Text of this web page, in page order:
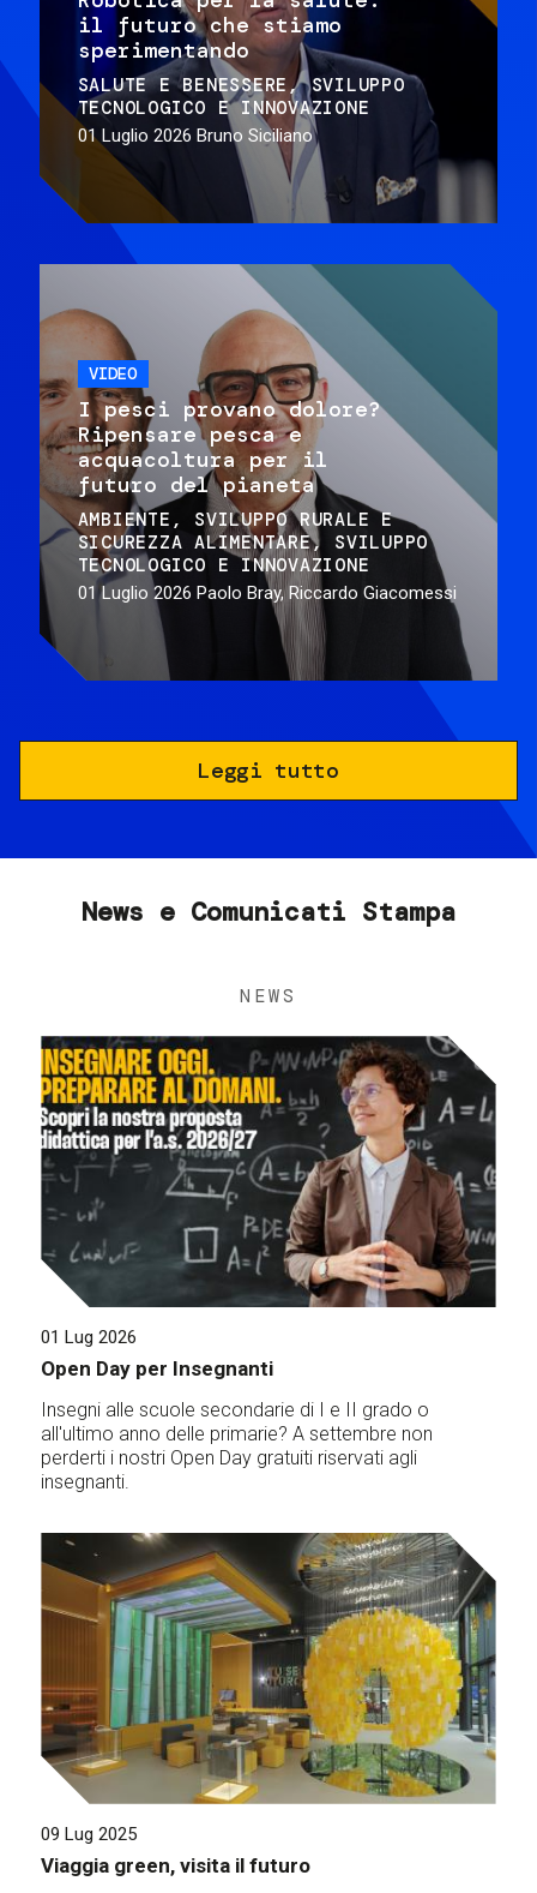
il futuro che stiamo
sperimentando
SALUTE E BENESSERE
SVILUPPO
TECNOLOGICO E INNOVAZIONE
01 Luglio 2026 Bruno Siciliano
VIDEO
I pesci provano dolore?
Ripensare pesca e
acquacoltura per il
futuro del pianeta
AMBIENTE
SVILUPPO RURALE E
SICUREZZA ALIMENTARE
SVILUPPO
TECNOLOGICO E INNOVAZIONE
01 Luglio 2026 Paolo Bray, Riccardo Giacomessi
Leggi tutto
News e Comunicati Stampa
NEWS
01 Lug 2026
Open Day per Insegnanti
Insegni alle scuole secondarie di I e II grado o
all'ultimo anno delle primarie? A settembre non
perderti i nostri Open Day gratuiti riservati agli
insegnanti.
09 Lug 2025
Viaggia green, visita il futuro